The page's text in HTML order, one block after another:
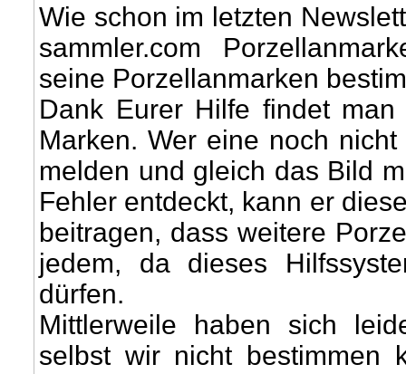
Wie schon im letzten
sammler.com
seine Porzellanmarken
Dank Eurer Hilfe findet
Marken. Wer eine noch
melden und gleich das Bild
Fehler entdeckt, kann er
beitragen, dass weitere
jedem, da dieses
dürfen.
Mittlerweile haben sich
selbst wir nicht bestimmen